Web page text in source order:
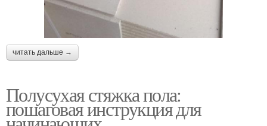
читать дальше →
Полусухая стяжка пола:
пошаговая инструкция для